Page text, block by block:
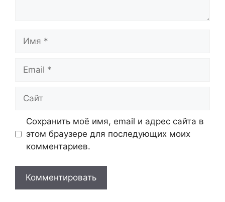
Имя
Email
Сайт
Сохранить моё имя, email и адрес сайта в
этом браузере для последующих моих
комментариев.